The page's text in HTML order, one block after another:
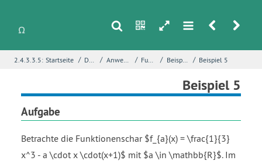
s n h m r u
2.4.3.3.5: Startseite / Differentialrechnung / Anwendungen von Funktionsuntersuchungen / Funktionen mit Parametern / Beispiele mit interessanten Phänomenen / Beispiel 5
Beispiel 5
Aufgabe
Betrachte die Funktionenschar $f_{a}(x) = \frac{1}{3}
x^3 - a \cdot x \cdot(x+1)$ mit $a \in \mathbb{R}$. Im